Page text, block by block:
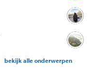
bekijk alle onderwerpen